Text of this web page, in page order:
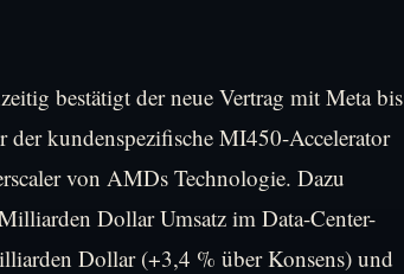
bestätigt der neue Vertrag mit Meta bis
kundenspezifische MI450-Accelerator
von AMDs Technologie. Dazu
Dollar Umsatz im Data-Center-
Dollar (+3,4 % über Konsens) und